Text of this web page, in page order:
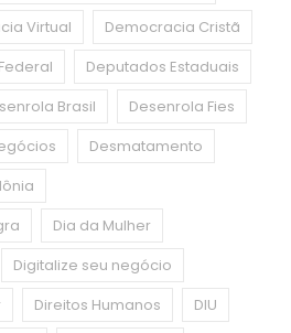
Virtual
Democracia Cristã
Deputados Estaduais
Brasil
Desenrola Fies
Desmatamento
Dia da Mulher
Digitalize seu negócio
Direitos Humanos
DIU